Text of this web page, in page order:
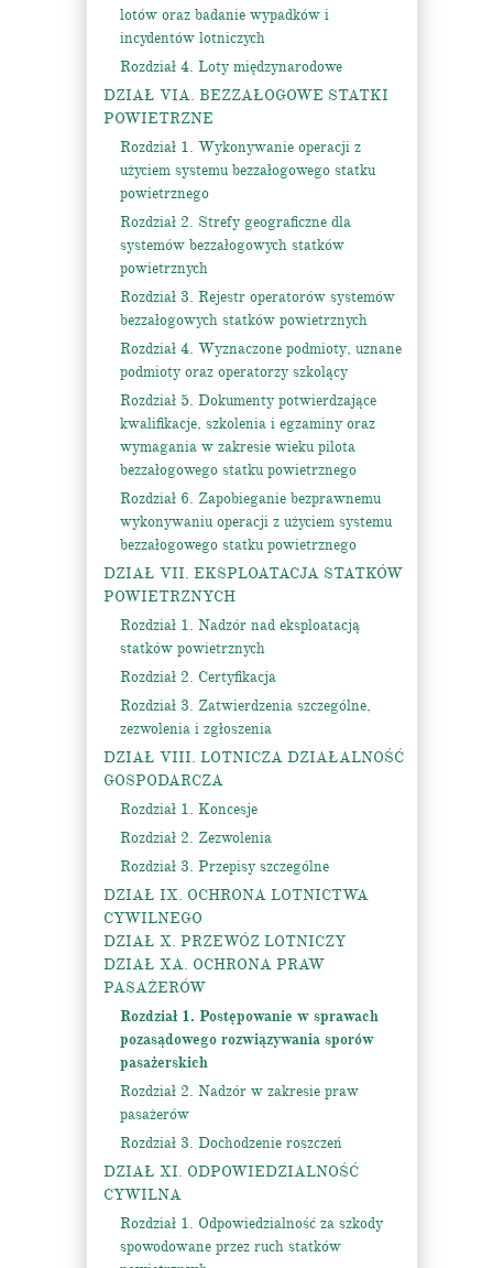
lotów oraz badanie wypadków i
incydentów lotniczych
Rozdział 4. Loty międzynarodowe
DZIAŁ VIA. BEZZAŁOGOWE STATKI
POWIETRZNE
Rozdział 1. Wykonywanie operacji z
użyciem systemu bezzałogowego statku
powietrznego
Rozdział 2. Strefy geograficzne dla
systemów bezzałogowych statków
powietrznych
Rozdział 3. Rejestr operatorów systemów
bezzałogowych statków powietrznych
Rozdział 4. Wyznaczone podmioty, uznane
podmioty oraz operatorzy szkolący
Rozdział 5. Dokumenty potwierdzające
kwalifikacje, szkolenia i egzaminy oraz
wymagania w zakresie wieku pilota
bezzałogowego statku powietrznego
Rozdział 6. Zapobieganie bezprawnemu
wykonywaniu operacji z użyciem systemu
bezzałogowego statku powietrznego
DZIAŁ VII. EKSPLOATACJA STATKÓW
POWIETRZNYCH
Rozdział 1. Nadzór nad eksploatacją
statków powietrznych
Rozdział 2. Certyfikacja
Rozdział 3. Zatwierdzenia szczególne,
zezwolenia i zgłoszenia
DZIAŁ VIII. LOTNICZA DZIAŁALNOŚĆ
GOSPODARCZA
Rozdział 1. Koncesje
Rozdział 2. Zezwolenia
Rozdział 3. Przepisy szczególne
DZIAŁ IX. OCHRONA LOTNICTWA
CYWILNEGO
DZIAŁ X. PRZEWÓZ LOTNICZY
DZIAŁ XA. OCHRONA PRAW
PASAŻERÓW
Rozdział 1. Postępowanie w sprawach
pozasądowego rozwiązywania sporów
pasażerskich
Rozdział 2. Nadzór w zakresie praw
pasażerów
Rozdział 3. Dochodzenie roszczeń
DZIAŁ XI. ODPOWIEDZIALNOŚĆ
CYWILNA
Rozdział 1. Odpowiedzialność za szkody
spowodowane przez ruch statków